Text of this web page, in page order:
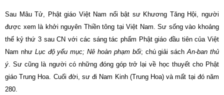
Sau Mâu Tử, Phật giáo Việt Nam nổi bật sư Khương Tăng Hội, người
được xem là khởi nguyên Thiền tông tại Việt Nam. Sư sống vào khoảng
thế kỷ thứ 3 sau CN với các sáng tác phẩm Phật giáo đầu tiên của Việt
Nam như Lục độ yếu mục; Nê hoàn phạm bối; chú giải sáchAn-ban thủ
ý. Sư cũng là người có những đóng góp trở lại về học thuyết cho Phật
giáo Trung Hoa. Cuối đời, sư đi Nam Kinh (Trung Hoa) và mất tại đó năm
280.